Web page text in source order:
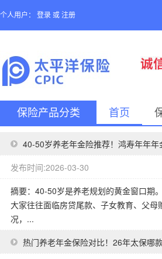
个人用户： 登录 或 注册
保险产品分类 首页
40-50岁养老年金险推荐！鸿寿年年
发布时间:2026-03-30
摘要：40-50岁是养老规划的黄金窗口期
大家往往面临房贷尾款、子女教育、父
况，...
热门养老年金保险对比！26年太保哪